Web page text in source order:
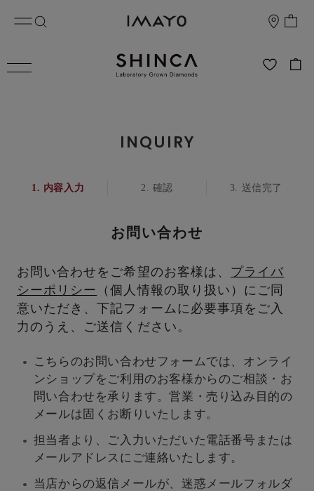
INQUIRY
内容入力 確認 送信完了
お問い合わせ
お問い合わせをご希望のお客様は、 プライバ
シーポリシー
（個人情報の取り扱い）にご同
意いただき、下記フォームに必要事項をご入
力のうえ、ご送信ください。
こちらのお問い合わせフォームでは、オンライ
ンショップをご利用のお客様からのご相談・お
問い合わせを承ります。営業・売り込み目的の
メールは固くお断りいたします。
担当者より、ご入力いただいた電話番号または
メールアドレスにご連絡いたします。
当店からの返信メールが、迷惑メールフォルダ